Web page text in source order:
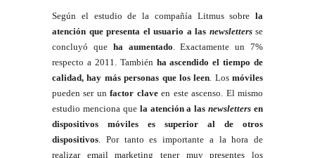
Según el estudio de la compañía Litmus sobre la
atención que presenta el usuario a las newslettersse
concluyó que ha aumentado. Exactamente un 7%
respecto a 2011. También ha ascendido el tiempo de
calidad, hay más personas que los leen. Los móviles
pueden ser unfactor claveen este ascenso. El mismo
estudio menciona que la atención a lasnewsletters en
dispositivos móviles es superior al de otros
dispositivos. Por tanto es importante a la hora de
realizar email marketing tener muy presentes los